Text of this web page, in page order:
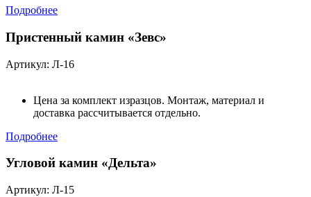
Подробнее
Пристенный камин «Зевс»
Артикул: Л-16
Цена за комплект изразцов. Монтаж, материал и
доставка рассчитывается отдельно.
Подробнее
Угловой камин «Дельта»
Артикул: Л-15